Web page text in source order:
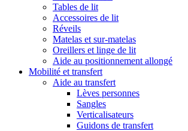
Tables de lit
Accessoires de lit
Réveils
Matelas et sur-matelas
Oreillers et linge de lit
Aide au positionnement allongé
Mobilité et transfert
Aide au transfert
Lèves personnes
Sangles
Verticalisateurs
Guidons de transfert